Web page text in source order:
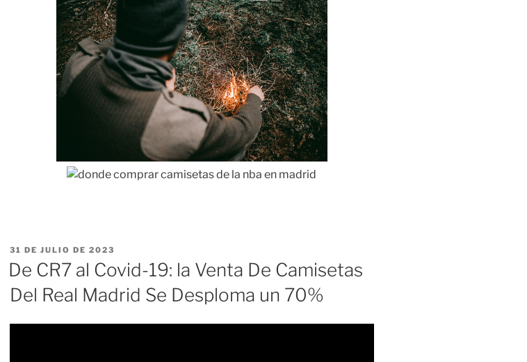
PUBLICADO
EL
31 DE JULIO DE 2023
De CR7 al Covid-19: la Venta De Camisetas
Del Real Madrid Se Desploma un 70%